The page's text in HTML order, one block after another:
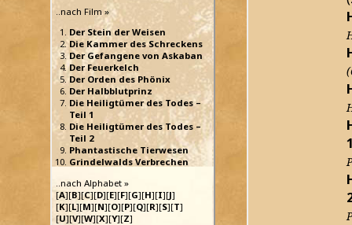
..nach Film »
Der Stein der Weisen
Die Kammer des Schreckens
Der Gefangene von Askaban
Der Feuerkelch
Der Orden des Phönix
Der Halbblutprinz
Die Heiligtümer des Todes –
Teil 1
Die Heiligtümer des Todes –
Teil 2
Phantastische Tierwesen
Grindelwalds Verbrechen
..nach Alphabet »
[A][B][C][D][E][F][G][H][I][J]
[K][L][M][N][O][P][Q][R][S][T]
[U][V][W][X][Y][Z]